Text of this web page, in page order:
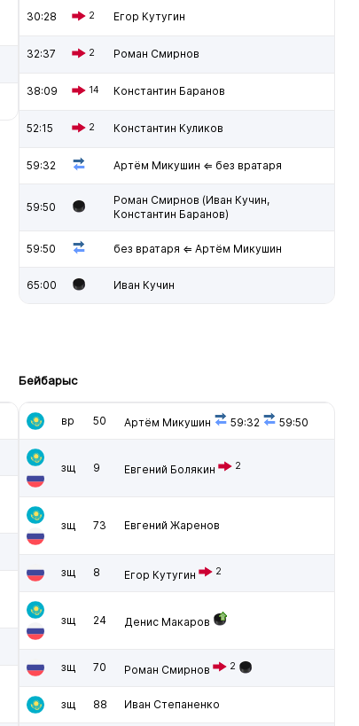
30:28 2 Егор Кутугин
32:37 2 Роман Смирнов
38:09 14 Константин Баранов
52:15 2 Константин Куликов
59:32 Артём Микушин ⇐ без вратаря
59:50
Роман Смирнов (Иван Кучин,
Константин Баранов)
59:50 без вратаря ⇐ Артём Микушин
65:00 Иван Кучин
Бейбарыс
вр 50 Артём Микушин 59:32 59:50
зщ 9 Евгений Болякин 2
зщ 73 Евгений Жаренов
зщ 8 Егор Кутугин 2
зщ 24 Денис Макаров
зщ 70 Роман Смирнов 2
зщ 88 Иван Степаненко